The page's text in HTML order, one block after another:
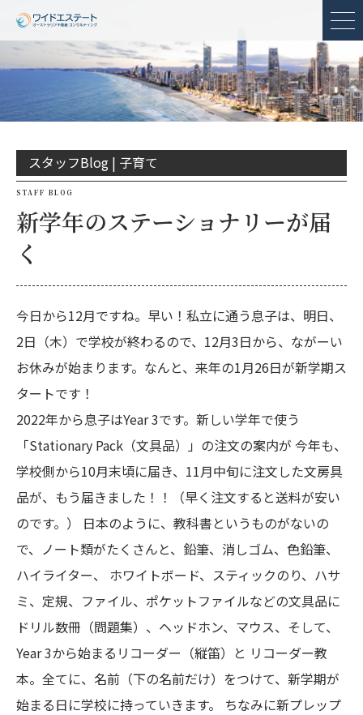
メ
スタッフBlog | 子育て
STAFF BLOG
新学年のステーショナリーが届
く
今日から12月ですね。早い！私立に通う息子は、明日、
2日（木）で学校が終わるので、12月3日から、ながーい
お休みが始まります。なんと、来年の1月26日が新学期ス
タートです！
2022年から息子はYear 3です。新しい学年で使う
「Stationary Pack（文具品）」の注文の案内が 今年も、
学校側から10月末頃に届き、11月中旬に注文した文房具
品が、もう届きました！！（早く注文すると送料が安い
のです。） 日本のように、教科書というものがないの
で、ノート類がたくさんと、鉛筆、消しゴム、色鉛筆、
ハイライター、 ホワイトボード、スティックのり、ハサ
ミ、定規、ファイル、ポケットファイルなどの文具品に
ドリル数冊（問題集）、ヘッドホン、マウス、そして、
Year 3から始まるリコーダー（縦笛）と リコーダー教
本。全てに、名前（下の名前だけ）をつけて、新学期が
始まる日に学校に持っていきます。 ちなみに新プレップ